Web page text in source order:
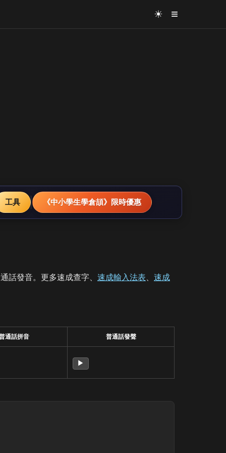
☀ ≡
工具 《中小學生學倉頡》限時優惠
話發音。更多速成查字、 速成輸入法表、 速成
通話拼音 普通話發聲
▶